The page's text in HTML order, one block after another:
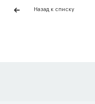
Назад к списку